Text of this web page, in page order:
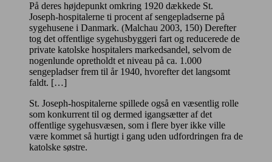
På deres højdepunkt omkring 1920 dækkede St.
Joseph-hospitalerne ti procent af sengepladserne på
sygehusene i Danmark. (Malchau 2003, 150) Derefter
tog det offentlige sygehusbyggeri fart og reducerede de
private katolske hospitalers markedsandel, selvom de
nogenlunde opretholdt et niveau på ca. 1.000
sengepladser frem til år 1940, hvorefter det langsomt
faldt. […]
St. Joseph-hospitalerne spillede også en væsentlig rolle
som konkurrent til og dermed igangsætter af det
offentlige sygehusvæsen, som i flere byer ikke ville
være kommet så hurtigt i gang uden udfordringen fra de
katolske søstre.